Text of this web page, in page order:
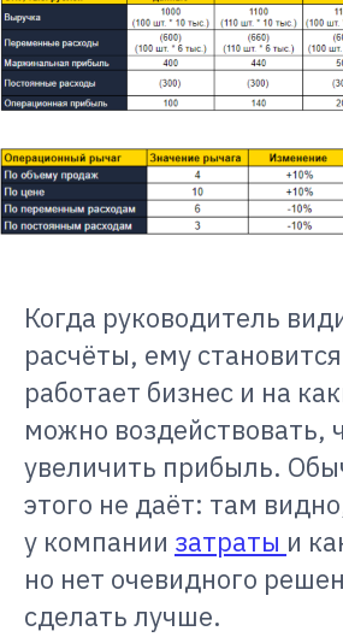
Когда руководитель
расчёты, ему
работает бизнес и на
можно воздействовать,
увеличить прибыль.
этого не даёт: там
у компании затраты и
но нет очевидного
сделать лучше.